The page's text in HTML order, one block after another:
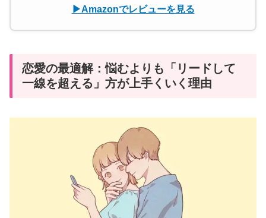
▶︎Amazonでレビューを見る
恋愛の最適解：悩むよりも「リードして
一線を超える」方が上手くいく理由